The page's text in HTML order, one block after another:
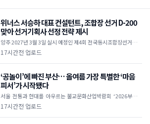
위너스 서승하 대표 컨설턴트, 조합장 선거 D-200
맞아 선거기획사 선정 전략 제시
양주 2027년 3월 3일 실시 예정인 제4회 전국동시조합장선거가 D
-200 국면에 접어들면서 출마예정자들의 선거 준비가 본격화되고
17시간전 업로드
‘공놀이’에 빠진 부산… 올여름 가장 특별한 ‘마음
피서’가 시작됐다
서울 전통과 현대를 아우르는 불교문화산업박람회 ‘2026부산국
제불교박람회’가 8월 6일 오후 2시 부산 벡스코(BEXCO) 제1전시
17시간전 업로드